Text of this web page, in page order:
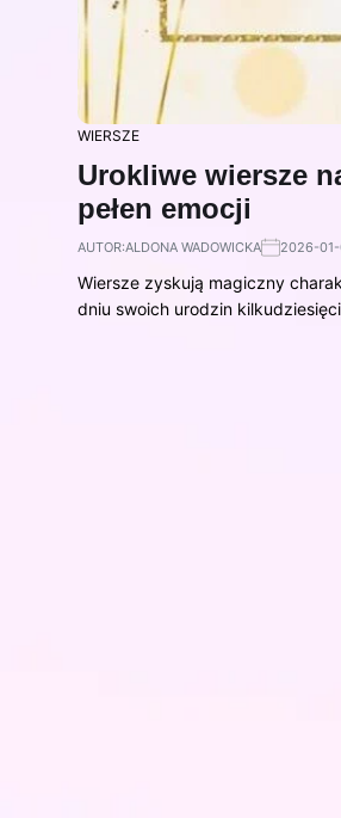
WIERSZE
Urokliwe wiersze
pełen emocji
AUTOR:ALDONA WADOWICKA 2026-
Wiersze zyskują magiczny
dniu swoich urodzin